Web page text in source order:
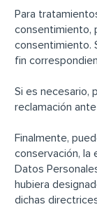
Para
consentimiento,
consentimiento.
fin
Si es necesario,
reclamación
Finalmente,
conservación, la
Datos
hubiera
dichas